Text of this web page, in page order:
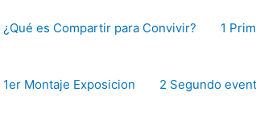
¿Qué es Compartir para Convivir? 1
1er Montaje Exposicion 2 Segundo